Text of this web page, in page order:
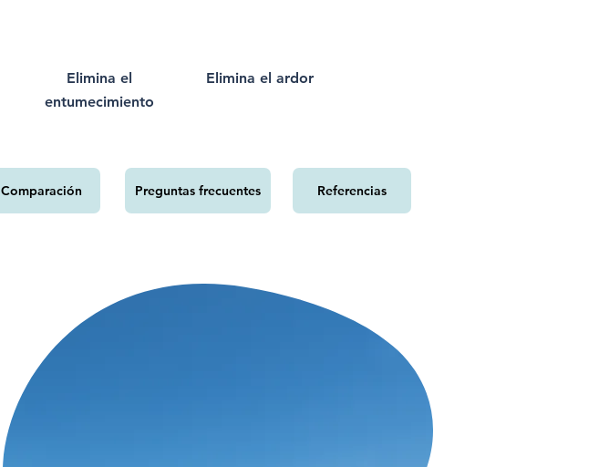
Elimina el
entumecimiento
Elimina el ardor
Comparación Preguntas frecuentes Referencias